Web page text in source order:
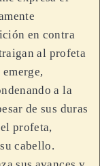
en contra
al profeta
a la
de sus duras
profeta,
cabello.